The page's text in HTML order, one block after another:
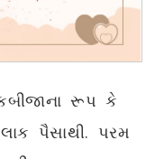
રૂપ કે
પૈસાથી. પરમ